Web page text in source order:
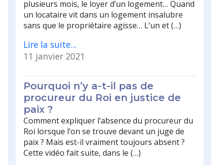
plusieurs mois, le loyer d’un logement… Quand
un locataire vit dans un logement insalubre
sans que le propriétaire agisse… L’un et (…)
Lire la suite...
11 janvier 2021
Pourquoi n’y a-t-il pas de
procureur du Roi en justice de
paix ?
Comment expliquer l’absence du procureur du
Roi lorsque l’on se trouve devant un juge de
paix ? Mais est-il vraiment toujours absent ?
Cette vidéo fait suite, dans le (…)